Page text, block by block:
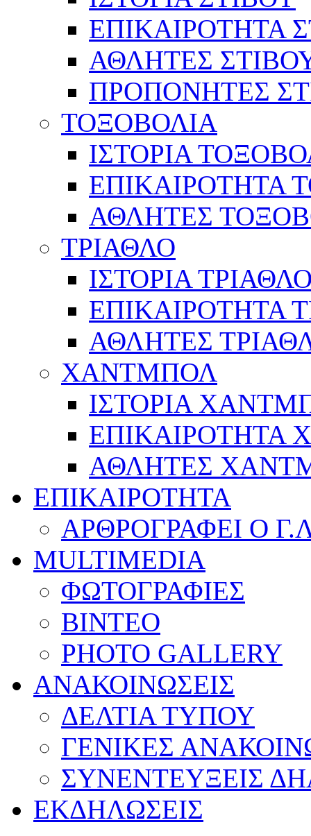
ΕΠΙΚΑΙΡΟΤΗΤΑ
ΑΘΛΗΤΕΣ
ΠΡΟΠΟΝΗΤΕΣ
ΤΟΞΟΒΟΛΙΑ
ΙΣΤΟΡΙΑ
ΕΠΙΚΑΙΡΟΤΗΤΑ
ΑΘΛΗΤΕΣ
ΤΡΙΑΘΛΟ
ΙΣΤΟΡΙΑ
ΕΠΙΚΑΙΡΟΤΗΤΑ
ΑΘΛΗΤΕΣ
ΧΑΝΤΜΠΟΛ
ΙΣΤΟΡΙΑ
ΕΠΙΚΑΙΡΟΤΗΤΑ
ΑΘΛΗΤΕΣ
ΕΠΙΚΑΙΡΟΤΗΤΑ
ΑΡΘΡΟΓΡΑΦΕΙ Ο
MULTIMEDIA
ΦΩΤΟΓΡΑΦΙΕΣ
ΒΙΝΤΕΟ
PHOTO GALLERY
ΑΝΑΚΟΙΝΩΣΕΙΣ
ΔΕΛΤΙΑ ΤΥΠΟΥ
ΓΕΝΙΚΕΣ
ΣΥΝΕΝΤΕΥΞΕΙΣ
ΕΚΔΗΛΩΣΕΙΣ